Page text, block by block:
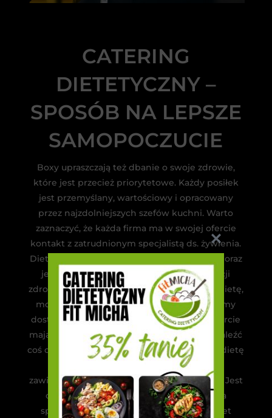
CATERING
DIETETYCZNY –
SPOSÓB NA LEPSZE
SAMOPOCZUCIE
Boxy upraszczają też dbanie o swoje zdrowie,
które jest przecież priorytetowe. Każdy posiłek
jest przemyślany, wartościowy i opracowany
przez najzdolniejszych szefów kuchni. Warto
zaznaczyć, że każda firma ma w swojej ofercie
kontakt z zatrudnionym specjalistą ds. żywienia.
Dietetyk doradza jak dobrać najlepszą opcję oraz
jej liczbę kalorii do dotychczasowej sytuacji
zdrowotnej, a także stylu życia. Zamawiając dietę,
możesz wybierać spośród różnych diet. Firmy
dostarczające diety pudełkowe w swojej ofercie
mają taki zestaw dań, że każdy powinien znaleźć
coś dla siebie. Przykładowo, możesz znaleźć dietę
paleo, bez laktozy czy bezglutenową lub
zawierającą albo wykluczającą owoce morza. Jest
oczywiście też jadłospis standardowy, dla
sportowców, diety wegetariańskie, a nawet